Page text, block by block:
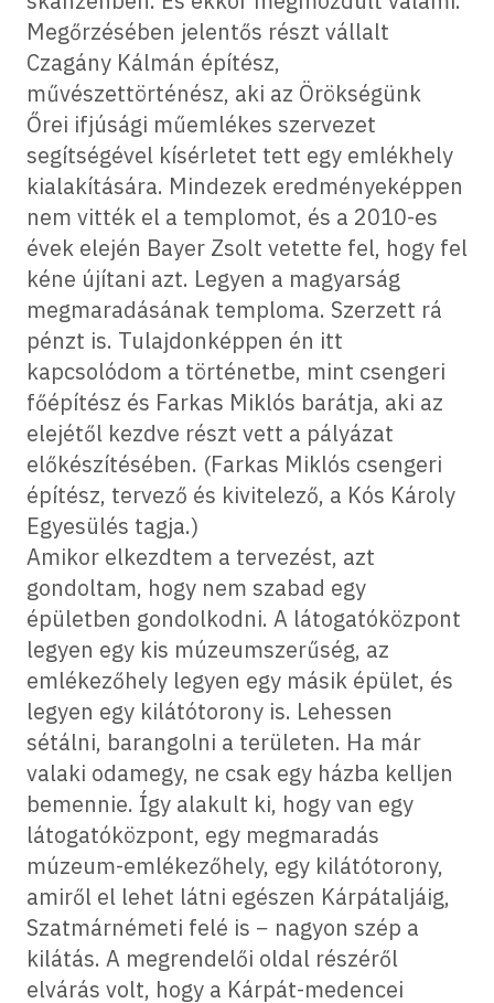
Megőrzésében jelentős részt vállalt
Czagány Kálmán építész,
művészettörténész, aki az Örökségünk
Őrei ifjúsági műemlékes szervezet
segítségével kísérletet tett egy emlékhely
kialakítására. Mindezek eredményeképpen
nem vitték el a templomot, és a 2010-es
évek elején Bayer Zsolt vetette fel, hogy fel
kéne újítani azt. Legyen a magyarság
megmaradásának temploma. Szerzett rá
pénzt is. Tulajdonképpen én itt
kapcsolódom a történetbe, mint csengeri
főépítész és Farkas Miklós barátja, aki az
elejétől kezdve részt vett a pályázat
előkészítésében. (Farkas Miklós csengeri
építész, tervező és kivitelező, a Kós Károly
Egyesülés tagja.)
Amikor elkezdtem a tervezést, azt
gondoltam, hogy nem szabad egy
épületben gondolkodni. A látogatóközpont
legyen egy kis múzeumszerűség, az
emlékezőhely legyen egy másik épület, és
legyen egy kilátótorony is. Lehessen
sétálni, barangolni a területen. Ha már
valaki odamegy, ne csak egy házba kelljen
bemennie. Így alakult ki, hogy van egy
látogatóközpont, egy megmaradás
múzeum-emlékezőhely, egy kilátótorony,
amiről el lehet látni egészen Kárpátaljáig,
Szatmárnémeti felé is − nagyon szép a
kilátás. A megrendelői oldal részéről
elvárás volt, hogy a Kárpát-medencei